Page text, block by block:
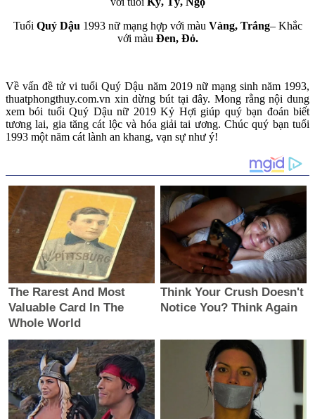
Tuổi Quý Dậu 1993 nữ mạng hợp với màu Vàng, Trắng– Khắc
với màu Đen, Đỏ.
Về vấn đề tử vi tuổi Quý Dậu năm 2019 nữ mạng sinh năm 1993,
thuatphongthuy.com.vn xin dừng bút tại đây. Mong rằng nội dung
xem bói tuổi Quý Dậu nữ 2019 Kỷ Hợi giúp quý bạn đoán biết
tương lai, gia tăng cát lộc và hóa giải tai ương. Chúc quý bạn tuổi
1993 một năm cát lành an khang, vạn sự như ý!